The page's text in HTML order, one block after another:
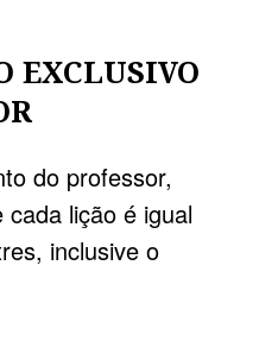
EXCLUSIVO
do professor,
lição é igual
inclusive o